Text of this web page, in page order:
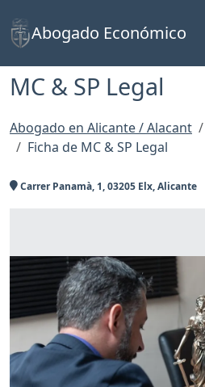
Abogado Económico
MC & SP Legal
Abogado en Alicante / Alacant
Ficha de MC & SP Legal
Carrer Panamà, 1, 03205 Elx, Alicante